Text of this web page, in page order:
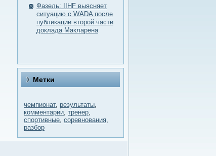
Фазель: IIHF выясняет
ситуацию с WADA после
публикации второй части
доклада Макларена
Метки
чемпионат, результаты,
комментарии, тренер,
спортивные, соревнования,
разбор